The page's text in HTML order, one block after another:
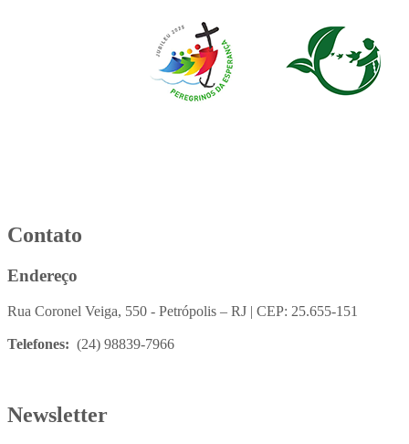
Contato
Endereço
Rua Coronel Veiga, 550 - Petrópolis – RJ | CEP: 25.655-151
Telefones: (24) 98839-7966
Newsletter